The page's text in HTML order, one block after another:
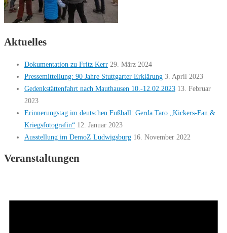
Aktuelles
Dokumentation zu Fritz Kerr 29. März 2024
Pressemitteilung: 90 Jahre Stuttgarter Erklärung 3. April 2023
Gedenkstättenfahrt nach Mauthausen 10.-12.02.2023 13. Februar
2023
Erinnerungstag im deutschen Fußball: Gerda Taro „Kickers-Fan &
Kriegsfotografin“ 12. Januar 2023
Ausstellung im DemoZ Ludwigsburg 16. November 2022
Veranstaltungen